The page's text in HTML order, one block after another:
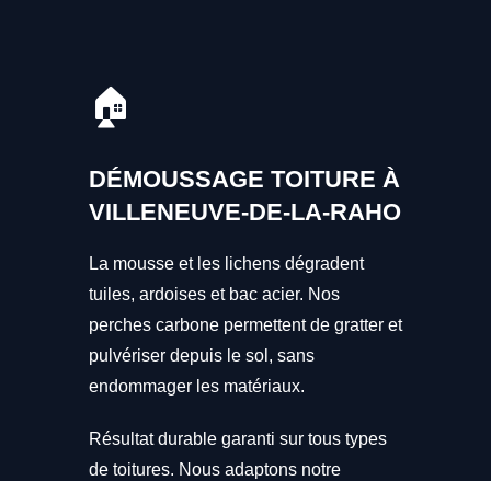
🏠
DÉMOUSSAGE TOITURE À
VILLENEUVE-DE-LA-RAHO
La mousse et les lichens dégradent
tuiles, ardoises et bac acier. Nos
perches carbone permettent de gratter et
pulvériser depuis le sol, sans
endommager les matériaux.
Résultat durable garanti sur tous types
de toitures. Nous adaptons notre